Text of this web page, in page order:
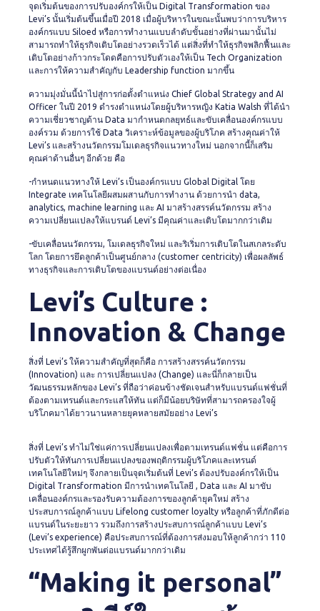
จุดเริ่มต้นของการปรับองค์กรให้เป็น Digital Transformation ของ
Levi’s นั้นเริ่มต้นขึ้นเมื่อปี 2018 เมื่อผู้บริหารในขณะนั้นพบว่าการบริหาร
องค์กรแบบ Siloed หรือการทำงานแบบลำดับขั้นอย่างที่ผ่านมานั้นไม่
สามารถทำให้ธุรกิจเติบโตอย่างรวดเร็วได้ แต่สิ่งที่ทำให้ธุรกิจพลิกฟื้นและ
เติบโตอย่างก้าวกระโดดคือการปรับตัวเองให้เป็น Tech Organization
และการให้ความสำคัญกับ Leadership function มากขึ้น
ความมุ่งมั่นนี้นำไปสู่การก่อตั้งตำแหน่ง Chief Global Strategy and AI
Officer ในปี 2019 ดำรงตำแหน่งโดยผู้บริหารหญิง Katia Walsh ที่ได้นำ
ความเชี่ยวชาญด้าน Data มากำหนดกลยุทธ์และขับเคลื่อนองค์กรแบบ
องค์รวม ด้วยการใช้ Data วิเคราะห์ข้อมูลของผู้บริโภค สร้างคุณค่าให้
Levi’s และสร้างนวัตกรรมโมเดลธุรกิจแนวทางใหม่ นอกจากนี้ก็เสริม
คุณค่าด้านอื่นๆ อีกด้วย คือ
-กำหนดแนวทางให้ Levi’s เป็นองค์กรแบบ Global Digital โดย
Integrate เทคโนโลยีผสมผสานกับการทำงาน ด้วยการนำ data,
analytics, machine learning และ AI มาสร้างสรรค์นวัตกรรม สร้าง
ความเปลี่ยนแปลงให้แบรนด์ Levi’s มีคุณค่าและเติบโตมากกว่าเดิม
-ขับเคลื่อนนวัตกรรม, โมเดลธุรกิจใหม่ และริเริ่มการเติบโตในสเกลระดับ
โลก โดยการยึดลูกค้าเป็นศูนย์กลาง (customer centricity) เพื่อผลลัพธ์
ทางธุรกิจและการเติบโตของแบรนด์อย่างต่อเนื่อง
Levi’s Culture :
Innovation & Change
สิ่งที่ Levi’s ให้ความสำคัญที่สุดก็คือ การสร้างสรรค์นวัตกรรม
(Innovation) และ การเปลี่ยนแปลง (Change) และนี่ก็กลายเป็น
วัฒนธรรมหลักของ Levi’s ที่ถือว่าค่อนข้างชัดเจนสำหรับแบรนด์แฟชั่นที่
ต้องตามเทรนด์และกระแสให้ทัน แต่ก็มีน้อยบริษัทที่สามารถครองใจผู้
บริโภคมาได้ยาวนานหลายยุคหลายสมัยอย่าง Levi’s
สิ่งที่ Levi’s ทำไม่ใช่แค่การเปลี่ยนแปลงเพื่อตามเทรนด์แฟชั่น แต่คือการ
ปรับตัวให้ทันการเปลี่ยนแปลงของพฤติกรรมผู้บริโภคและเทรนด์
เทคโนโลยีใหม่ๆ จึงกลายเป็นจุดเริ่มต้นที่ Levi’s ต้องปรับองค์กรให้เป็น
Digital Transformation มีการนำเทคโนโลยี , Data และ AI มาขับ
เคลื่อนองค์กรและรองรับความต้องการของลูกค้ายุคใหม่ สร้าง
ประสบการณ์ลูกค้าแบบ Lifelong customer loyalty หรือลูกค้าที่ภักดีต่อ
แบรนด์ในระยะยาว รวมถึงการสร้างประสบการณ์ลูกค้าแบบ Levi’s
(Levi’s experience) คือประสบการณ์ที่ต้องการส่งมอบให้ลูกค้ากว่า 110
ประเทศได้รู้สึกผูกพันต่อแบรนด์มากกว่าเดิม
“Making it personal”